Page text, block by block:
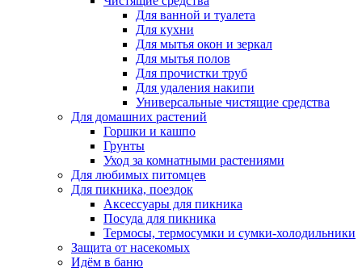
Для ванной и туалета
Для кухни
Для мытья окон и зеркал
Для мытья полов
Для прочистки труб
Для удаления накипи
Универсальные чистящие средства
Для домашних растений
Горшки и кашпо
Грунты
Уход за комнатными растениями
Для любимых питомцев
Для пикника, поездок
Аксессуары для пикника
Посуда для пикника
Термосы, термосумки и сумки-холодильники
Защита от насекомых
Идём в баню